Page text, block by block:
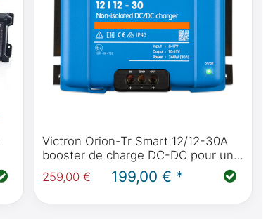
Victron Orion-Tr Smart 12/12-30A
booster de charge DC-DC pour une
charge optimisée de tous les types
de batteries
259,00 € 199,00 € *